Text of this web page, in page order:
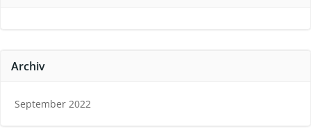
Archiv
September 2022